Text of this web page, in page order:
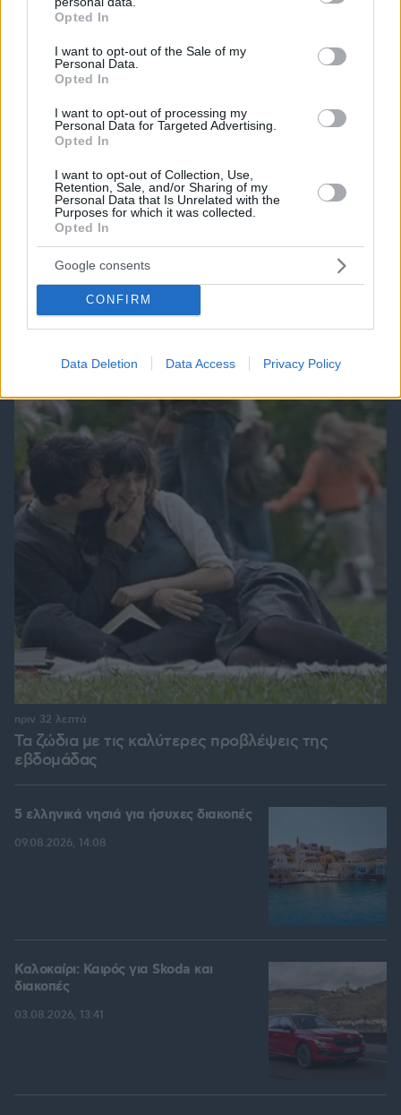
grant or deny consent to Google and its third-party tags to
use your data for below specified purposes in below Google
consent section.
Opted In
I want to opt-out of the Sale of my
Personal Data.
Opted In
I want to opt-out of processing my
Personal Data for Targeted Advertising.
Opted In
I want to opt-out of Collection, Use,
Retention, Sale, and/or Sharing of my
Personal Data that Is Unrelated with the
Purposes for which it was collected.
Opted In
Google consents
CONFIRM
Data Deletion Data Access Privacy Policy
Στο σφυρί η άγνωστη συλλογή πανάκριβων
αυτοκινήτων του Γιώργου Τράγκα
10.08.2026, 09:10
Τα ζώδια με τις καλύτερες προβλέψεις της
εβδομάδας
πριν 32 λεπτά
5 ελληνικά νησιά για ήσυχες διακοπές
09.08.2026, 14:08
Καλοκαίρι: Καιρός για Skoda και
διακοπές
03.08.2026, 13:41